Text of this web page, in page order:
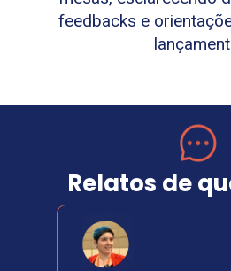
feedbacks e
Relatos de